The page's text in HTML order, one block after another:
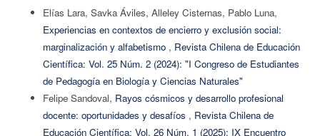
Elías Lara, Savka Áviles, Alleley Cisternas, Pablo Luna,
Experiencias en contextos de encierro y exclusión social:
marginalización y alfabetismo , Revista Chilena de Educación
Científica: Vol. 25 Núm. 2 (2024): "I Congreso de Estudiantes
de Pedagogía en Biología y Ciencias Naturales"
Felipe Sandoval, Rayos cósmicos y desarrollo profesional
docente: oportunidades y desafíos , Revista Chilena de
Educación Científica: Vol. 26 Núm. 1 (2025): IX Encuentro